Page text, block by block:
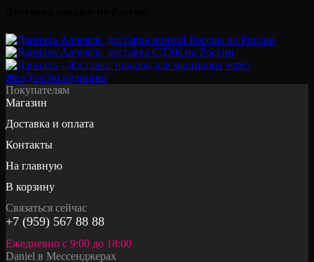
Покупателям
Магазин
Доставка и оплата
Контакты
На главную
В корзину
Связаться сейчас
+7 (959) 567 88 88
Ежедневно с 9:00 до 18:00
Daniel в Мессенджерах